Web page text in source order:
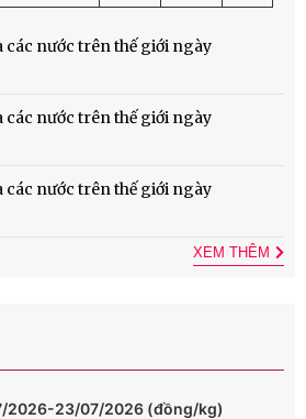
các nước trên thế giới ngày
các nước trên thế giới ngày
các nước trên thế giới ngày
XEM THÊM
2026-23/07/2026 (đồng/kg)